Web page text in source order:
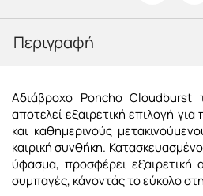
Περιγραφή
Αδιάβροχο Poncho Cloudburst
αποτελεί εξαιρετική επιλογή
και καθημερινούς
καιρική συνθήκη.
ύφασμα, προσφέρει εξαιρετική
συμπαγές, κάνοντάς το εύκολο